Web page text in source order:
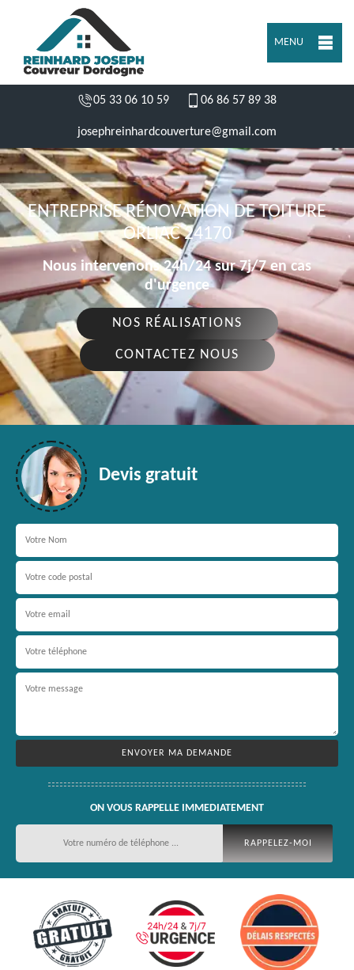
MENU
05 33 06 10 59 06 86 57 89 38
josephreinhardcouverture@gmail.com
ENTREPRISE RÉNOVATION DE TOITURE
ORLIAC 24170
Nous intervenons 24h/24 sur 7j/7 en cas
d'urgence
NOS RÉALISATIONS
CONTACTEZ NOUS
Devis gratuit
ON VOUS RAPPELLE IMMEDIATEMENT